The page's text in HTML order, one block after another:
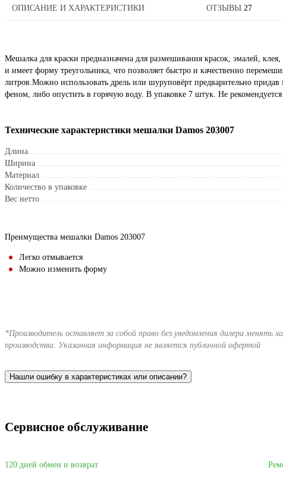
ОПИСАНИЕ И ХАРАКТЕРИСТИКИ ОТЗЫВЫ27
Мешалка для краски предназначена для размешивания красок, эмалей,
и имеет форму треугольника, что позволяет быстро и качественно
литров.Можно использовать дрель или шуруповёрт предварительно
феном, либо опустить в горячую воду. В упаковке 7 штук. Не рекомендуется
Технические характеристики мешалки Damos 203007
Длина
Ширина
Материал
Количество в упаковке
Вес нетто
Преимущества мешалки Damos 203007
Легко отмывается
Можно изменить форму
*Производитель оставляет за собой право без уведомления дилера
производства. Указанная информация не является публичной офертой
Нашли ошибку в характеристиках или описании?
Сервисное обслуживание
120 дней обмен и возврат